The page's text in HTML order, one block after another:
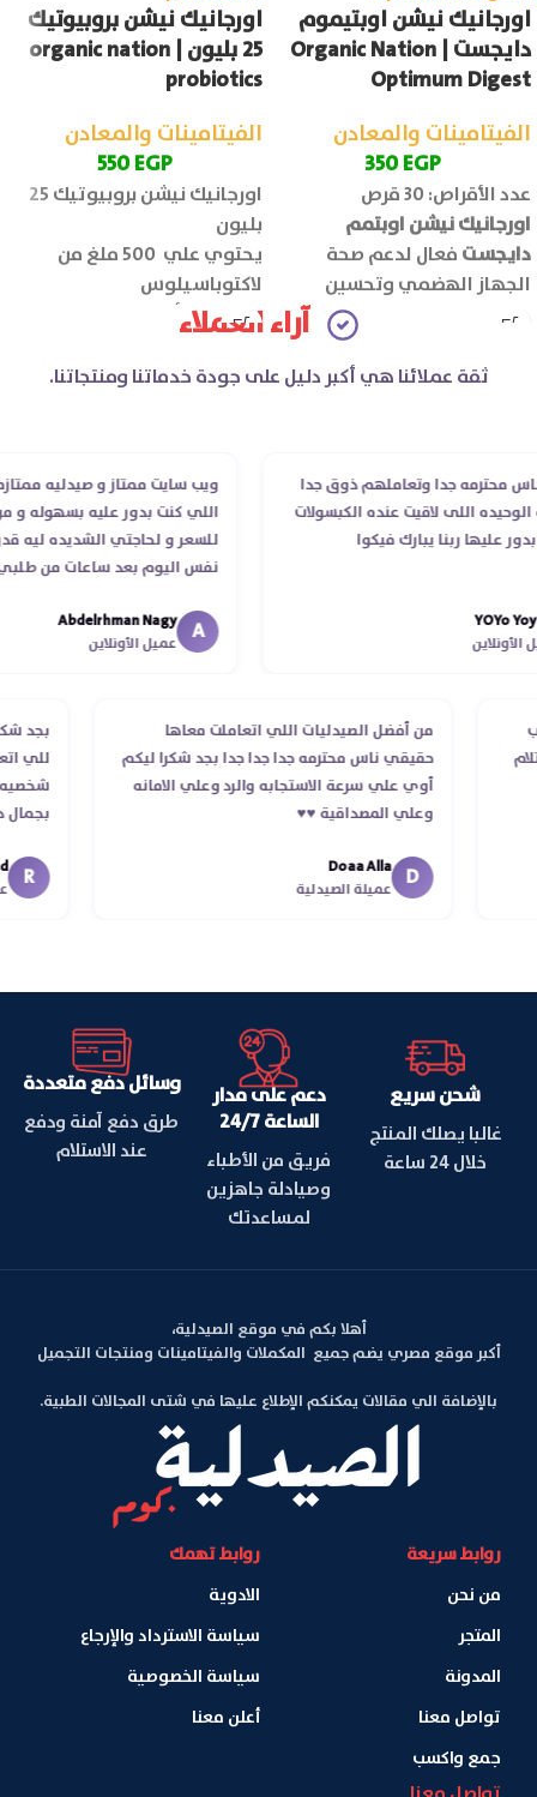
اورجانيك نيشن اوبتيموم
دايجست | Organic Nation
Optimum Digest
الفيتامينات والمعادن
350EGP
عدد الأقراص: 30 قرص
اورجانيك نيشن اوبتمم
دايجستفعال لدعم صحة
الجهاز الهضمي وتحسين
كفاءة الهضم ويقلل اضطرابات
الجهاز الهضمي مثل الانتفاخ
والغازات.
اورجانيك نيشن بروبيوتيك
25 بليون | organic nation
probiotics
الفيتامينات والمعادن
550EGP
اورجانيك نيشن بروبيوتيك 25
بليون
يحتوي علي 500 ملغ من
لاكتوباسيلوس
الإينولين (ألياف البريبايوتك):
عدد الأقراص: 30 قرص
آراء العملاء
ثقة عملائنا هي أكبر دليل على جودة خدماتنا ومنتجاتنا.
جدا وتعاملهم ذوق جدا
اللى لاقيت عنده الكبسولات
ربنا يبارك فيكوا
ويب سايت ممتاز و صيدليه ممتازه
اللي كنت بدور عليه بسهوله و من
للسعر و لحاجتي الشديده ليه قدر
نفس اليوم بعد ساعات من طلبي و
انتهاء موعد عمله ..فضل يتابع معايا
استلمت ..شكرا جزيلا ليكم
Abdelrhman Nagy
عميل الأونلاين
من أفضل الصيدليات اللي اتعاملت معاها
حقيقي ناس محترمه جدا جدا جدا بجد شكرا ليكم
أوي علي سرعة الاستجابه والرد وعلي الامانه
وعلي المصداقية ♥️♥️‏
D
Doaa Alla
عميلة الصيدلية
شحن سريع
غالبا يصلك المنتج
خلال 24 ساعة
دعم على مدار
الساعة 24/7
فريق من الأطباء
وصيادلة جاهزين
لمساعدتك
وسائل دفع متعددة
طرق دفع آمنة ودفع
عند الاستلام
أهلا بكم في موقع الصيدلية،
أكبر موقع مصري يضم جميع المكملات والفيتامينات ومنتجات التجميل
بالإضافة الي مقالات يمكنكم الإطلاع عليها في شتى المجالات الطبية.
روابط سريعة
من نحن
المتجر
المدونة
تواصل معنا
جمع واكسب
روابط تهمك
الادوية
سياسة الاسترداد والإرجاع
سياسة الخصوصية
أعلن معنا